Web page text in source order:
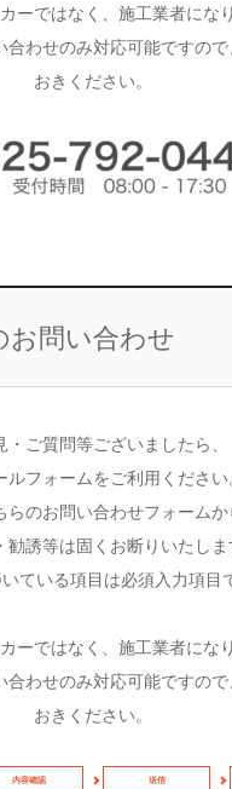
ーではなく、施工業者になり
わせのみ対応可能ですので
おきください。
お問い合わせ
・ご質問等ございましたら、
ルフォームをご利用ください
らのお問い合わせフォームか
勧誘等は固くお断りいたしま
ている項目は必須入力項目
ーではなく、施工業者になり
わせのみ対応可能ですので
おきください。
内容確認 送信